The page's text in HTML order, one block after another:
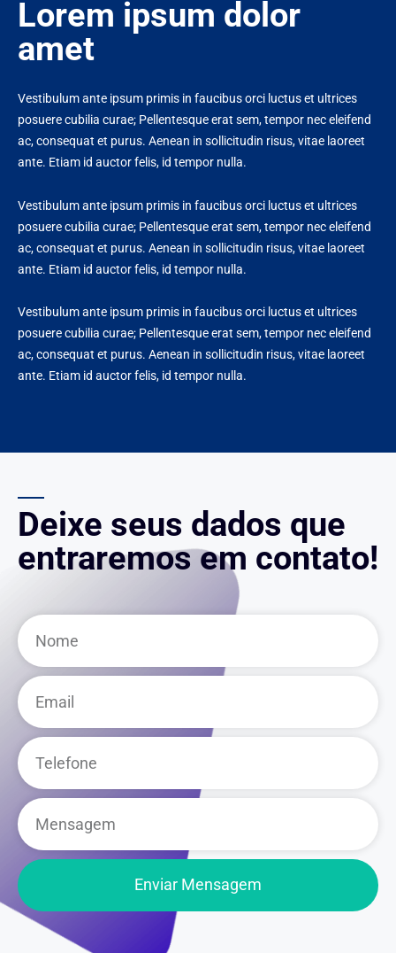
Lorem ipsum dolor
amet
Vestibulum ante ipsum primis in faucibus orci luctus et ultrices
posuere cubilia curae; Pellentesque erat sem, tempor nec eleifend
ac, consequat et purus. Aenean in sollicitudin risus, vitae laoreet
ante. Etiam id auctor felis, id tempor nulla.
Vestibulum ante ipsum primis in faucibus orci luctus et ultrices
posuere cubilia curae; Pellentesque erat sem, tempor nec eleifend
ac, consequat et purus. Aenean in sollicitudin risus, vitae laoreet
ante. Etiam id auctor felis, id tempor nulla.
Vestibulum ante ipsum primis in faucibus orci luctus et ultrices
posuere cubilia curae; Pellentesque erat sem, tempor nec eleifend
ac, consequat et purus. Aenean in sollicitudin risus, vitae laoreet
ante. Etiam id auctor felis, id tempor nulla.
Deixe seus dados que
entraremos em contato!
Nome
Email
Telefone
Mensagem
Enviar Mensagem